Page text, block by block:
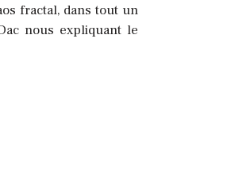
fractal, dans tout un
nous expliquant le